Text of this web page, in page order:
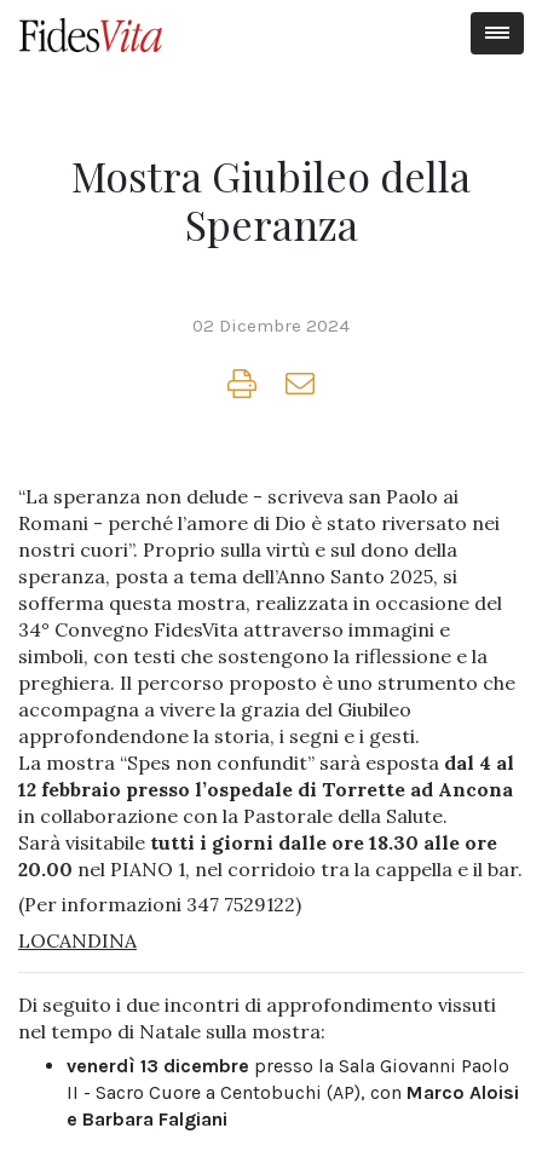
Mostra Giubileo della
Speranza
02 Dicembre 2024
“La speranza non delude - scriveva san Paolo ai
Romani - perché l’amore di Dio è stato riversato nei
nostri cuori”. Proprio sulla virtù e sul dono della
speranza, posta a tema dell’Anno Santo 2025, si
sofferma questa mostra, realizzata in occasione del
34° Convegno FidesVita attraverso immagini e
simboli, con testi che sostengono la riflessione e la
preghiera. Il percorso proposto è uno strumento che
accompagna a vivere la grazia del Giubileo
approfondendone la storia, i segni e i gesti.
La mostra “Spes non confundit” sarà esposta dal 4 al
12 febbraio presso l’ospedale di Torrette ad Ancona
in collaborazione con la Pastorale della Salute.
Sarà visitabile tutti i giorni dalle ore 18.30 alle ore
20.00 nel PIANO 1, nel corridoio tra la cappella e il bar.
(Per informazioni 347 7529122)
LOCANDINA
Di seguito i due incontri di approfondimento vissuti
nel tempo di Natale sulla mostra:
venerdì 13 dicembre presso la Sala Giovanni Paolo
II - Sacro Cuore a Centobuchi (AP), con Marco Aloisi
e Barbara Falgiani